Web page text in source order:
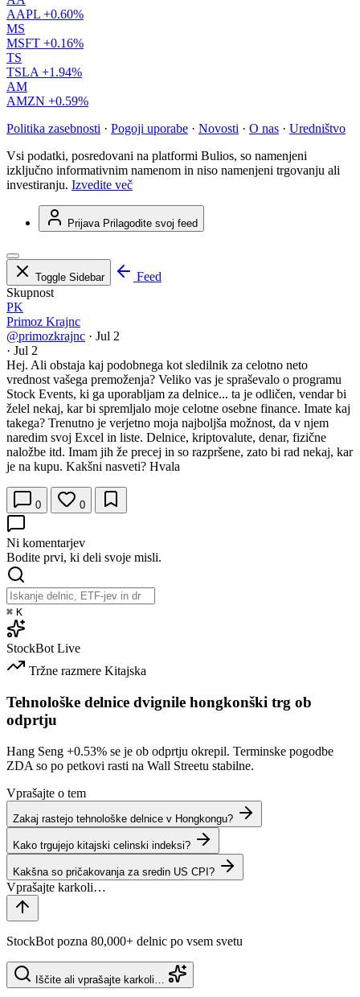
AAPL +0.60%
MS
MSFT +0.16%
TS
TSLA +1.94%
AM
AMZN +0.59%
Politika zasebnosti · Pogoji uporabe · Novosti · O nas · Uredništvo
Vsi podatki, posredovani na platformi Bulios, so namenjeni
izključno informativnim namenom in niso namenjeni trgovanju ali
investiranju. Izvedite več
Prijava Prilagodite svoj feed
Toggle Sidebar
Feed
Skupnost
PK
Primoz Krajnc
@primozkrajnc · Jul 2
· Jul 2
Hej. Ali obstaja kaj podobnega kot sledilnik za celotno neto
vrednost vašega premoženja? Veliko vas je spraševalo o programu
Stock Events, ki ga uporabljam za delnice... ta je odličen, vendar bi
želel nekaj, kar bi spremljalo moje celotne osebne finance. Imate kaj
takega? Trenutno je verjetno moja najboljša možnost, da v njem
naredim svoj Excel in liste. Delnice, kriptovalute, denar, fizične
naložbe itd. Imam jih že precej in so razpršene, zato bi rad nekaj, kar
je na kupu. Kakšni nasveti? Hvala
0 0
Ni komentarjev
Bodite prvi, ki deli svoje misli.
⌘ K
StockBot Live
Tržne razmere Kitajska
Tehnološke delnice dvignile hongkonški trg ob
odprtju
Hang Seng +0.53% se je ob odprtju okrepil. Terminske pogodbe
ZDA so po petkovi rasti na Wall Streetu stabilne.
Vprašajte o tem
Zakaj rastejo tehnološke delnice v Hongkongu?
Kako trgujejo kitajski celinski indeksi?
Kakšna so pričakovanja za sredin US CPI?
StockBot pozna 80,000+ delnic po vsem svetu
Iščite ali vprašajte karkoli…